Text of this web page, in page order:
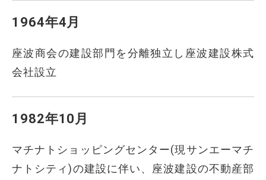
1964年4月
座波商会の建設部門を分離独立し座波建設株式
会社設立
1982年10月
マチナトショッピングセンター(現サンエーマチ
ナトシティ)の建設に伴い、座波建設の不動産部